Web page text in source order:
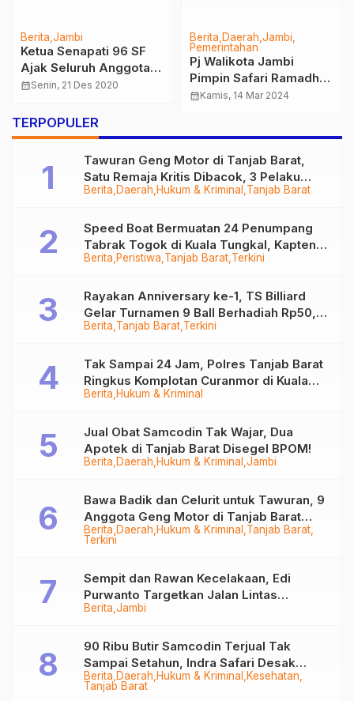
Berita Jambi
Ketua Senapati 96 SF
Ajak Seluruh Anggota
Patuhi Prokes Saat
Burung Berkicau
calendar_monthSenin, 21 Des 2020
Berita Daerah Jambi
Pemerintahan
Pj Walikota Jambi
Pimpin Safari Ramadhan
Perdana dan Salurkan
calendar_monthKamis, 14 Mar 2024
TERPOPULER
Berita Daerah Hukum & Kriminal Tanjab Barat
Tawuran Geng Motor di Tanjab Barat,
Satu Remaja Kritis Dibacok, 3 Pelaku
Ditangkap
Berita Peristiwa Tanjab Barat Terkini
Speed Boat Bermuatan 24 Penumpang
Tabrak Togok di Kuala Tungkal, Kapten
Sempat Hilang
Berita Tanjab Barat Terkini
Rayakan Anniversary ke-1, TS Billiard
Gelar Turnamen 9 Ball Berhadiah Rp50,8
Juta
Berita Hukum & Kriminal
Tak Sampai 24 Jam, Polres Tanjab Barat
Ringkus Komplotan Curanmor di Kuala
Tungkal
Berita Daerah Hukum & Kriminal Jambi
Jual Obat Samcodin Tak Wajar, Dua
Apotek di Tanjab Barat Disegel BPOM!
Berita Daerah Hukum & Kriminal Tanjab Barat
Terkini
Bawa Badik dan Celurit untuk Tawuran, 9
Anggota Geng Motor di Tanjab Barat
Diringkus
Berita Jambi
Sempit dan Rawan Kecelakaan, Edi
Purwanto Targetkan Jalan Lintas
Tungkal-Jambi Mulus di 2028
Berita Daerah Hukum & Kriminal
Kesehatan
Tanjab Barat
90 Ribu Butir Samcodin Terjual Tak
Sampai Setahun, Indra Safari Desak
Audit Menyeluruh